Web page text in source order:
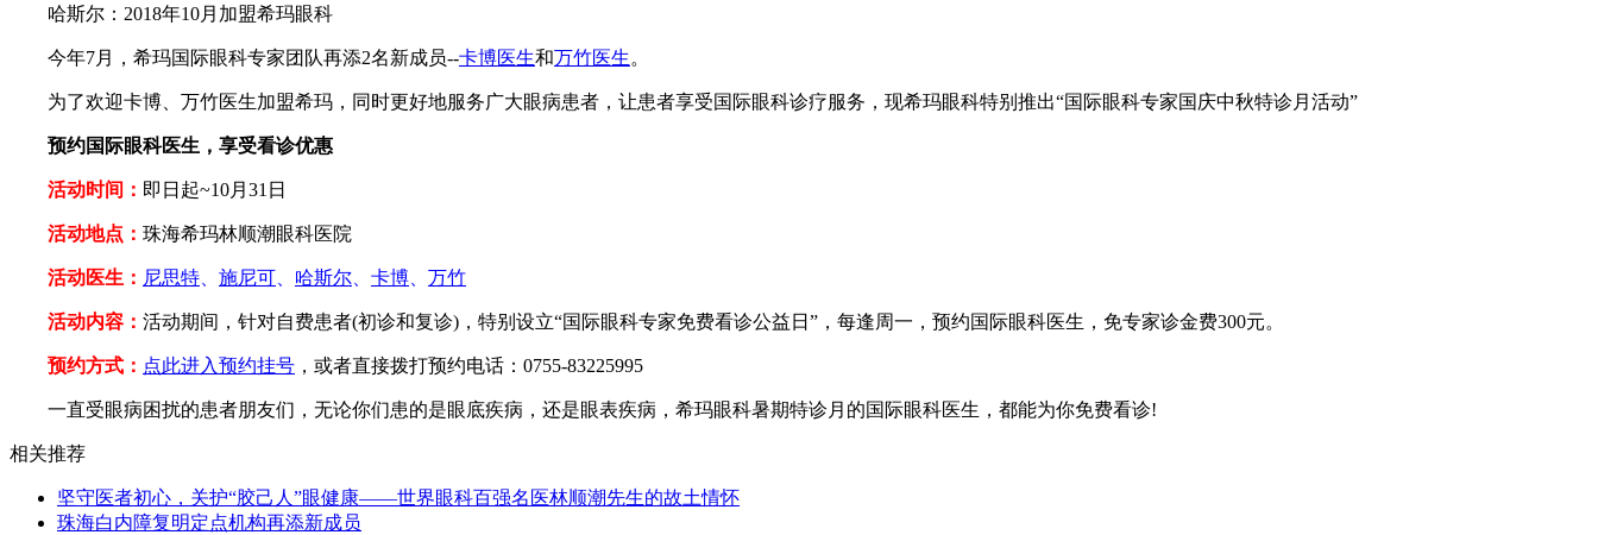
哈斯尔：2018年10月加盟希玛眼科
今年7月，希玛国际眼科专家团队再添2名新成员--卡博医生和万竹医生。
为了欢迎卡博、万竹医生加盟希玛，同时更好地服务广大眼病患者，让患者享受国际眼科诊疗服务，现希玛眼科特别推出“国际眼科专家国庆中秋特诊月活动”
预约国际眼科医生，享受看诊优惠
活动时间： 即日起~10月31日
活动地点： 珠海希玛林顺潮眼科医院
活动医生： 尼思特 施尼可 哈斯尔 卡博 万竹
活动内容： 活动期间，针对自费患者(初诊和复诊)，特别设立“国际眼科专家免费看诊公益日”，每逢周一，预约国际眼科医生，免专家诊金费300元。
预约方式： 点此进入预约挂号 ，或者直接拨打预约电话：0755-83225995
一直受眼病困扰的患者朋友们，无论你们患的是眼底疾病，还是眼表疾病，希玛眼科暑期特诊月的国际眼科医生，都能为你免费看诊!
相关推荐
坚守医者初心，关护“胶己人”眼健康——世界眼科百强名医林顺潮先生的故土情怀
珠海白内障复明定点机构再添新成员